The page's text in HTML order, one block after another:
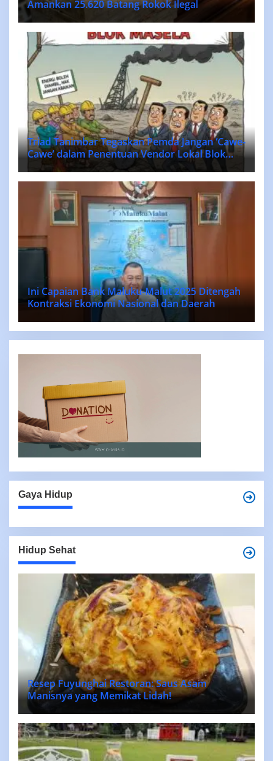
Amankan 25.620 Batang Rokok Ilegal
Triad Tanimbar Tegaskan Pemda Jangan ‘Cawe-
Cawe’ dalam Penentuan Vendor Lokal Blok
MASELA.
Ini Capaian Bank Maluku-Malut 2025 Ditengah
Kontraksi Ekonomi Nasional dan Daerah
Gaya Hidup
Hidup Sehat
Resep Fuyunghai Restoran: Saus Asam
Manisnya yang Memikat Lidah!